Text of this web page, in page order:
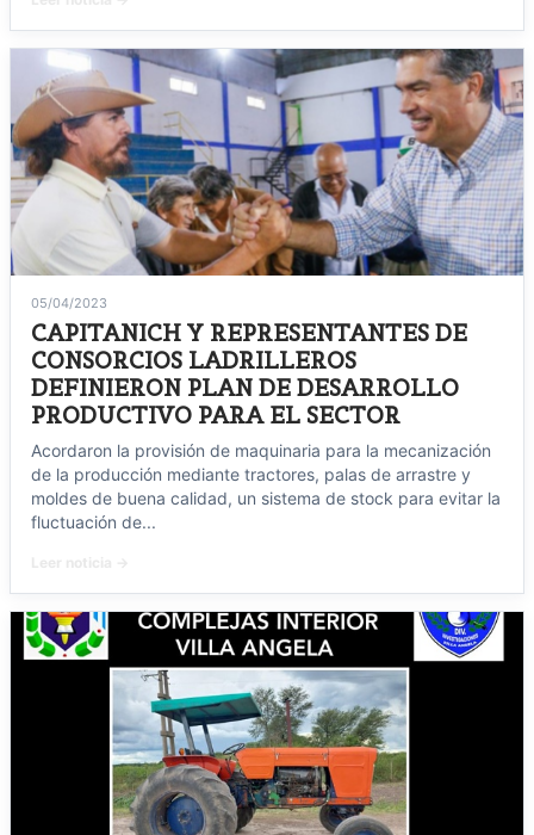
05/04/2023
CAPITANICH Y REPRESENTANTES DE
CONSORCIOS LADRILLEROS
DEFINIERON PLAN DE DESARROLLO
PRODUCTIVO PARA EL SECTOR
Acordaron la provisión de maquinaria para la mecanización
de la producción mediante tractores, palas de arrastre y
moldes de buena calidad, un sistema de stock para evitar la
fluctuación de...